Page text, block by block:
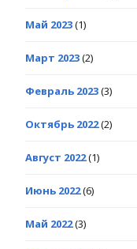
Май 2023(1)
Март 2023(2)
Февраль 2023(3)
Октябрь 2022(2)
Август 2022(1)
Июнь 2022(6)
Май 2022(3)